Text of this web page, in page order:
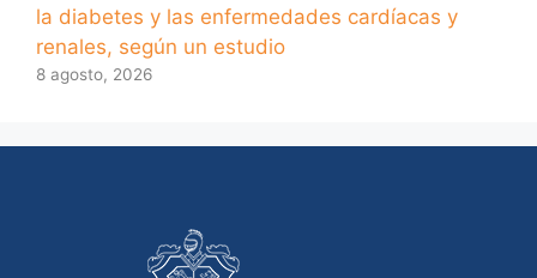
la diabetes y las enfermedades cardíacas y
renales, según un estudio
8 agosto, 2026